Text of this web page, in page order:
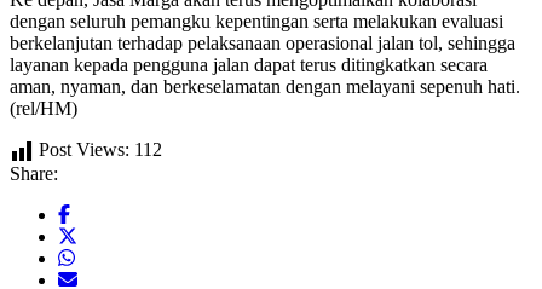
dengan seluruh pemangku kepentingan serta melakukan evaluasi
berkelanjutan terhadap pelaksanaan operasional jalan tol, sehingga
layanan kepada pengguna jalan dapat terus ditingkatkan secara
aman, nyaman, dan berkeselamatan dengan melayani sepenuh hati.
(rel/HM)
Post Views: 112
Share: